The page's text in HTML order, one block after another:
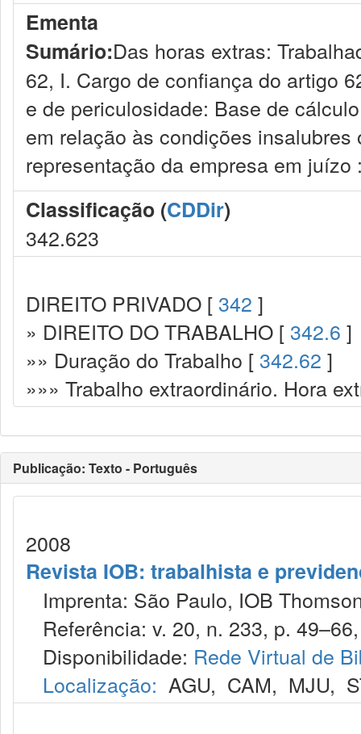
Ementa
Sumário:Das horas extras:
62, I. Cargo de confiança do artigo
e de periculosidade: Base de
em relação às condições
representação da empresa em juízo
Classificação (CDDir)
342.623
DIREITO PRIVADO [ 342 ]
» DIREITO DO TRABALHO [ 342.6 ]
»» Duração do Trabalho [ 342.62 ]
»»» Trabalho extraordinário. Hora
Publicação: Texto - Português
2008
Revista IOB: trabalhista e
Imprenta: São Paulo, IOB
Referência: v. 20, n. 233, p.
Disponibilidade: Rede Virtual de
Localização: AGU, CAM, MJU,